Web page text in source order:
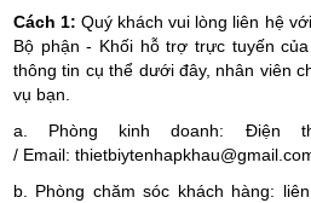
Cách 1: Quý khách vui lòng liên hệ
Bộ phận - Khối hỗ trợ trực tuyến của
thông tin cụ thể dưới đây, nhân viên
vụ bạn.
a. Phòng kinh doanh: Điện
/ Email:
b. Phòng chăm sóc khách hàng: